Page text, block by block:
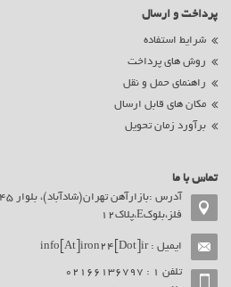
پرداخت و ارسال
شرایط استفاده
روش های پرداخت
راهنمای حمل و نقل
مکان های قابل ارسال
برآورد زمان تحویل
تماس با ما
فلز،بلوکE،پلاک12
ایمیل :info[At]iron24[Dot]ir
تلفن ۱ : 02166136797